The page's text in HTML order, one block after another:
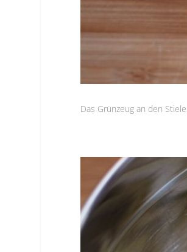
Das Grünzeug an den